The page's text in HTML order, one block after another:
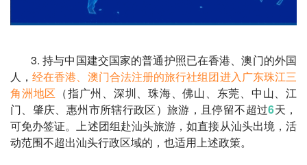
3. 持与中国建交国家的普通护照已在香港、澳门的外国
人，经在香港、澳门合法注册的旅行社组团进入广东珠江三
角洲地区 （指广州、深圳、珠海、佛山、东莞、中山、江
门、肇庆、惠州市所辖行政区）旅游，且停留不超过6天，
可免办签证。上述团组赴汕头旅游，如直接从汕头出境，活
动范围不超出汕头行政区域的，也适用上述政策。